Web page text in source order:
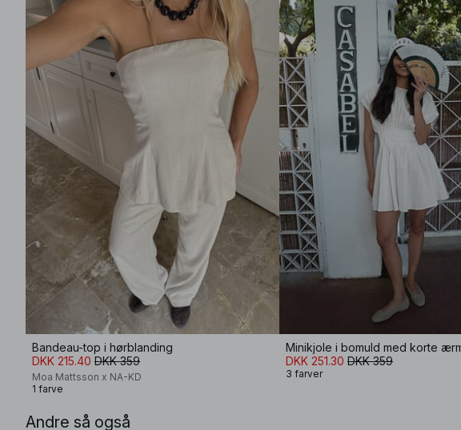
Bandeau-top i hørblanding
DKK 215.40 DKK 359
Moa Mattsson x NA-KD
1 farve
DKK 251.30 DKK 359
3 farver
Andre så også